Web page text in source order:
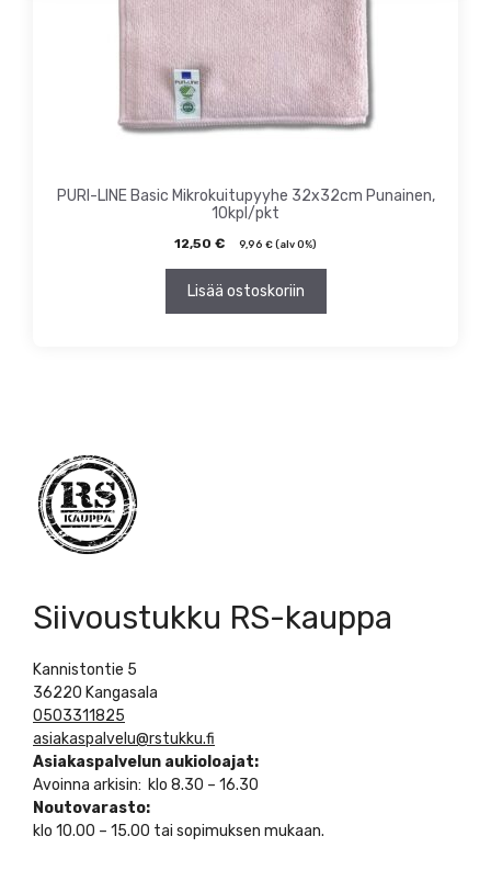
PURI-LINE Basic Mikrokuitupyyhe 32x32cm Punainen,
10kpl/pkt
12,50 € 9,96 € (alv 0%)
Lisää ostoskoriin
Siivoustukku RS-kauppa
Kannistontie 5
36220 Kangasala
0503311825
asiakaspalvelu@rstukku.fi
Asiakaspalvelun aukioloajat:
Avoinna arkisin: klo 8.30 – 16.30
Noutovarasto:
klo 10.00 – 15.00 tai sopimuksen mukaan.